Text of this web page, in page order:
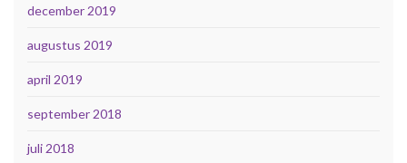
december 2019
augustus 2019
april 2019
september 2018
juli 2018